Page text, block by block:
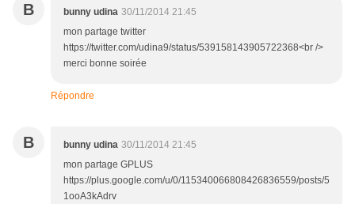
B bunny udina 30/11/2014 21:45
mon partage twitter
https://twitter.com/udina9/status/539158143905722368<br />
merci bonne soirée
Répondre
B bunny udina 30/11/2014 21:45
mon partage GPLUS
https://plus.google.com/u/0/115340066808426836559/posts/5
1ooA3kAdrv